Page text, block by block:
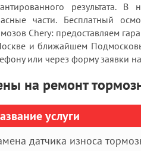
результата.
части. Бесплатный
Chery: предоставляем
и ближайшем
или через форму заявки
на ремонт
услуги
датчика износа